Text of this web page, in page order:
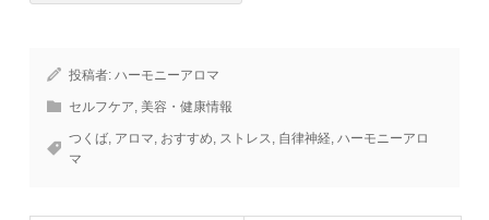
投稿者:ハーモニーアロマ
セルフケア ,美容・健康情報
つくば アロマ おすすめ ストレス 自律神経 ,ハーモニーアロ
マ